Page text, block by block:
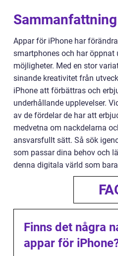
Sammanfattning
Appar för iPhone har
smartphones och har öppnat
möjligheter. Med en stor
sinande kreativitet från
iPhone att förbättras och
underhållande upplevelser.
av de fördelar de har att
medvetna om nackdelarna
ansvarsfullt sätt. Så sök
som passar dina behov och
denna digitala värld som
Finns det några
appar för